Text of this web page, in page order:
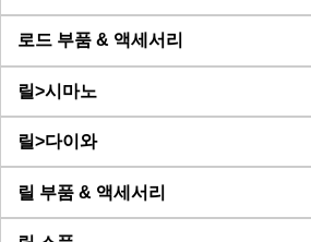
로드 부품 & 액세서리
릴>시마노
릴>다이와
릴 부품 & 액세서리